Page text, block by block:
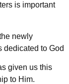
is important
newly
dedicated to God
given us this
to Him.